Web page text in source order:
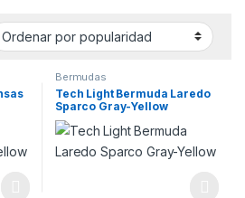
Bermudas
Tech Light Bermuda Laredo
Sparco Gray-Yellow